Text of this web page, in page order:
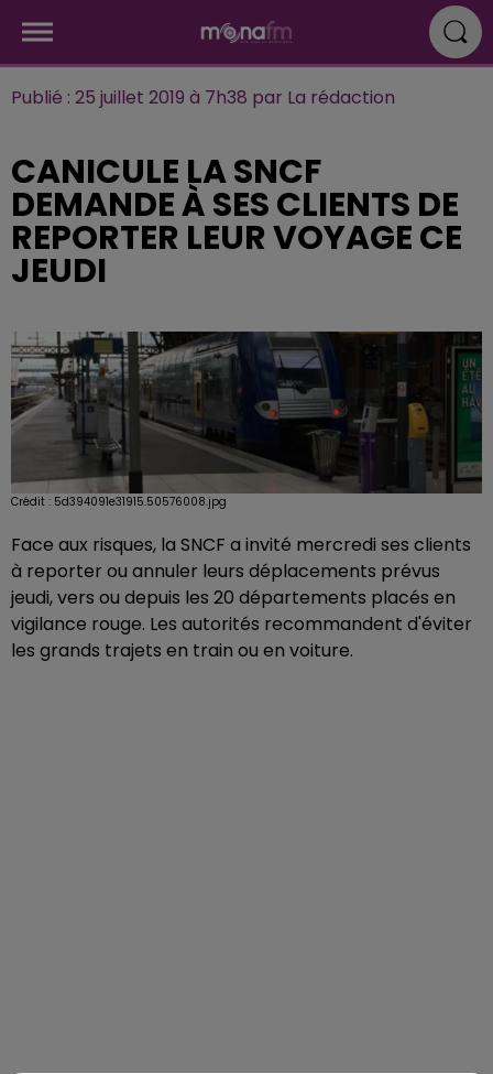
Publié : 25 juillet 2019 à 7h38 par La rédaction
CANICULE LA SNCF
DEMANDE À SES CLIENTS DE
REPORTER LEUR VOYAGE CE
JEUDI
Crédit : 5d394091e31915.50576008.jpg
Face aux risques, la SNCF a invité mercredi ses clients
à reporter ou annuler leurs déplacements prévus
jeudi, vers ou depuis les 20 départements placés en
vigilance rouge. Les autorités recommandent d'éviter
les grands trajets en train ou en voiture.